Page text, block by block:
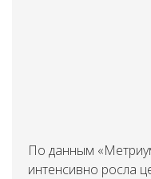
По данным
интенсивно росла